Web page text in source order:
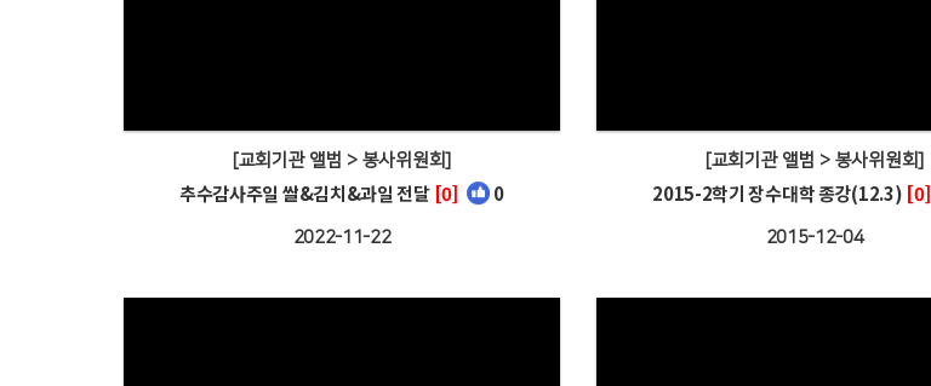
[교회기관 앨범 > 봉사위원회]
추수감사주일 쌀&김치&과일 전달 [0] 0
2022-11-22
[교회기관 앨범 > 봉사위원회]
2015-2학기 장수대학 종강(12.3) [0]
2015-12-04